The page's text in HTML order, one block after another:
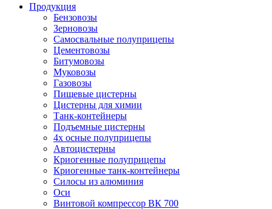
Продукция
Бензовозы
Зерновозы
Самосвальные полуприцепы
Цементовозы
Битумовозы
Муковозы
Газовозы
Пищевые цистерны
Цистерны для химии
Танк-контейнеры
Подъемные цистерны
4х осные полуприцепы
Автоцистерны
Криогенные полуприцепы
Криогенные танк-контейнеры
Силосы из алюминия
Оси
Винтовой компрессор ВК 700